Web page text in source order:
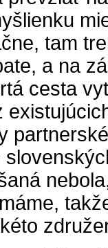
tam
a na
cesta